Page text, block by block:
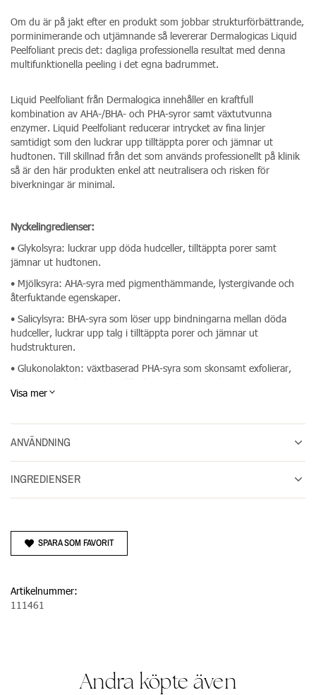
ANVÄNDNING
INGREDIENSER
Om du är på jakt efter en produkt som jobbar strukturförbättrande,
porminimerande och utjämnande så levererar Dermalogicas Liquid
Peelfoliant precis det: dagliga professionella resultat med denna
multifunktionella peeling i det egna badrummet.
Liquid Peelfoliant från Dermalogica innehåller en kraftfull
kombination av AHA-/BHA- och PHA-syror samt växtutvunna
enzymer. Liquid Peelfoliant reducerar intrycket av fina linjer
samtidigt som den luckrar upp tilltäppta porer och jämnar ut
hudtonen. Till skillnad från det som används professionellt på klinik
så är den här produkten enkel att neutralisera och risken för
biverkningar är minimal.
Nyckelingredienser:
• Glykolsyra: luckrar upp döda hudceller, tilltäppta porer samt
jämnar ut hudtonen.
• Mjölksyra: AHA-syra med pigmenthämmande, lystergivande och
återfuktande egenskaper.
• Salicylsyra: BHA-syra som löser upp bindningarna mellan döda
hudceller, luckrar upp talg i tilltäppta porer och jämnar ut
hudstrukturen.
• Glukonolakton: växtbaserad PHA-syra som skonsamt exfolierar,
reducerar känslighet och tillför lugnande antioxidanter.
• Fytinsyra: jämnar ut hudtonen, minimerar hyperpigmenteringar
och tillför samtidigt antioxidanter som neutraliserar fria radikaler.
• Fermenterat granatäppleenzym: löser upp de yttersta hudcellerna
och underlättar på så vis den naturliga cellavstötningen.
• Ceramider, tranbärsextrakt och röd gardenia som främjar
Dermalogica Liquid Peelfoliant innehåller 59 ml.
Visa mer
SPARA SOM FAVORIT
Artikelnummer:
111461
Andra köpte även